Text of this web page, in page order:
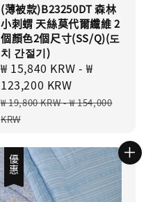
(薄被款)B23250DT 森林
小刺蝟 天絲莫代爾纖維 2
個顏色2個尺寸(SS/Q)(도
치 간절기)
Sale
price
₩ 15,840 KRW -₩
123,200 KRW
Regular
price
₩ 19,800 KRW-₩ 154,000
KRW
優惠